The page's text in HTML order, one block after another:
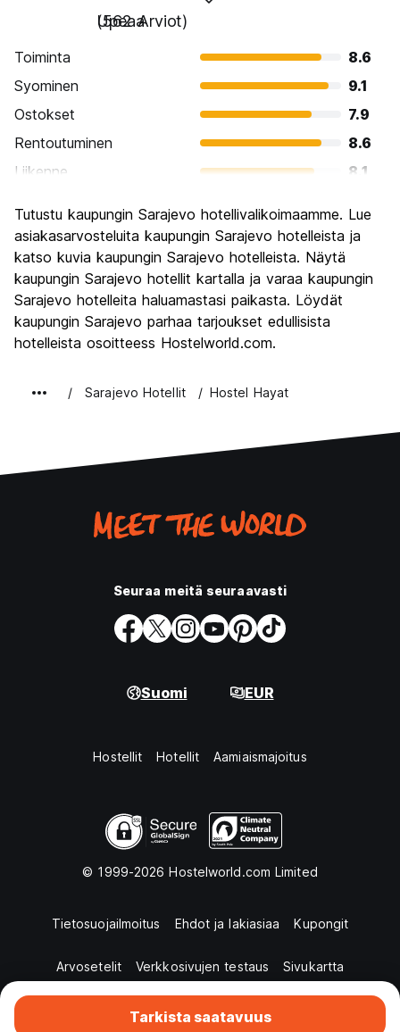
Tarkista saatavuus
Upeaa
(562 Arviot)
Toiminta
8.6
Syominen
9.1
Ostokset
7.9
Rentoutuminen
8.6
Liikenne
8.1
Kulttuuri
9.3
Yöelämä
Rahanarvoinen
9.3
Tutustu kaupungin Sarajevo hotellivalikoimaamme. Lue
asiakasarvosteluita kaupungin Sarajevo hotelleista ja
katso kuvia kaupungin Sarajevo hotelleista. Näytä
kaupungin Sarajevo hotellit kartalla ja varaa kaupungin
Sarajevo hotelleita haluamastasi paikasta. Löydät
kaupungin Sarajevo parhaa tarjoukset edullisista
hotelleista osoitteess Hostelworld.com.
Sarajevo Hotellit Hostel Hayat
Seuraa meitä seuraavasti
Suomi EUR
Hostellit Hotellit Aamiaismajoitus
© 1999-2026 Hostelworld.com Limited
Tietosuojailmoitus Ehdot ja lakiasiaa Kupongit
Arvosetelit Verkkosivujen testaus Sivukartta